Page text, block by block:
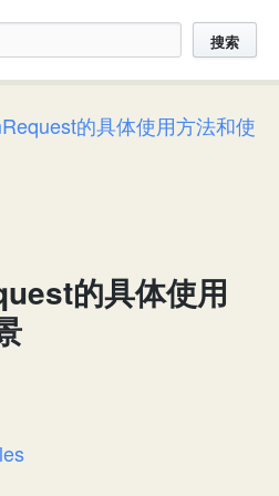
搜索
的具体使用方法和使
的具体使用